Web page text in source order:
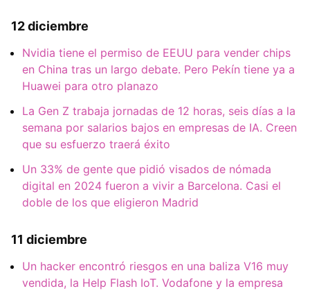
12 diciembre
Nvidia tiene el permiso de EEUU para vender chips
en China tras un largo debate. Pero Pekín tiene ya a
Huawei para otro planazo
La Gen Z trabaja jornadas de 12 horas, seis días a la
semana por salarios bajos en empresas de IA. Creen
que su esfuerzo traerá éxito
Un 33% de gente que pidió visados de nómada
digital en 2024 fueron a vivir a Barcelona. Casi el
doble de los que eligieron Madrid
11 diciembre
Un hacker encontró riesgos en una baliza V16 muy
vendida, la Help Flash IoT. Vodafone y la empresa